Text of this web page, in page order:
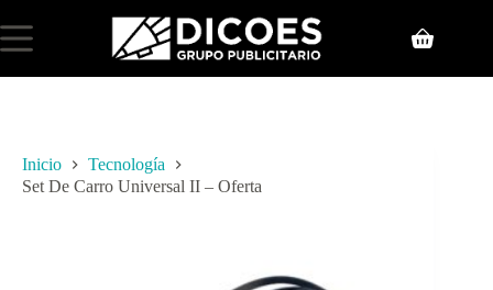
Inicio
Tecnología
Set De Carro Universal II – Oferta